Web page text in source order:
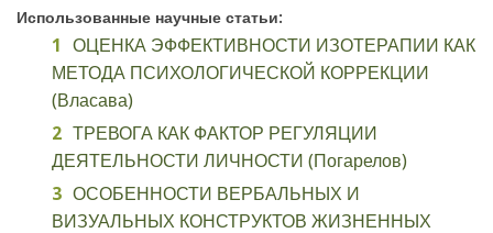
Использованные научные статьи:
ОЦЕНКА ЭФФЕКТИВНОСТИ ИЗОТЕРАПИИ КАК
МЕТОДА ПСИХОЛОГИЧЕСКОЙ КОРРЕКЦИИ
(Власава)
ТРЕВОГА КАК ФАКТОР РЕГУЛЯЦИИ
ДЕЯТЕЛЬНОСТИ ЛИЧНОСТИ (Погарелов)
ОСОБЕННОСТИ ВЕРБАЛЬНЫХ И
ВИЗУАЛЬНЫХ КОНСТРУКТОВ ЖИЗНЕННЫХ